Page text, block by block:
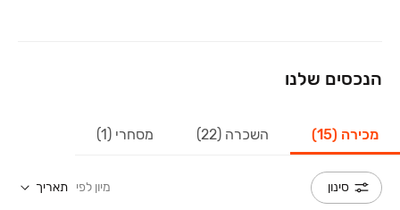
הנכסים שלנו
מכירה (15) השכרה (22) מסחרי (1)
סינון מיון לפי תאריך